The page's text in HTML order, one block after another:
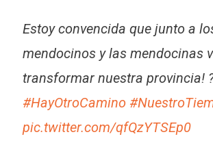
Estoy convencida que junto a
mendocinos y las mendocinas
transformar nuestra provincia!
#HayOtroCamino
pic.twitter.com/qfQzYTSEp0